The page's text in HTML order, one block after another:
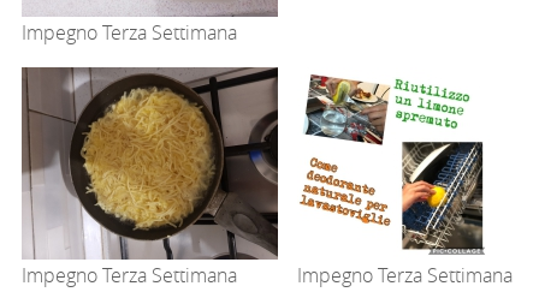
Impegno Terza Settimana
Impegno Terza Settimana Impegno Terza Settimana